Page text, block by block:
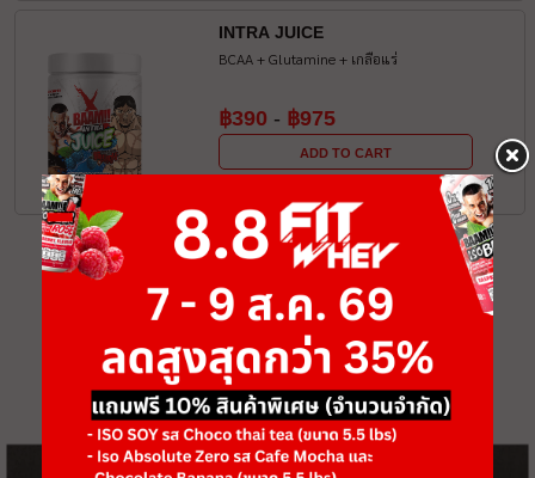
INTRA JUICE
BCAA + Glutamine + เกลือแร่
฿390 - ฿975
ADD TO CART
‹
เป้าหมายของคุณคืออะไร